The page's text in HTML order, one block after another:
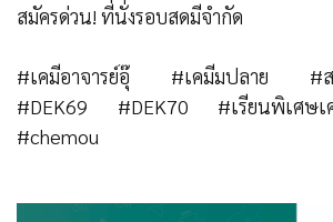
สมัครด่วน! ที่นั่งรอบสดมีจำกัด
#เคมีอาจารย์อุ๊ #เคมีมปลาย
#
#DEK69
#DEK70 #เรียนพิเศษเ
#chemou